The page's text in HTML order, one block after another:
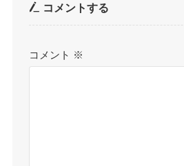
コメントする
コメント ※